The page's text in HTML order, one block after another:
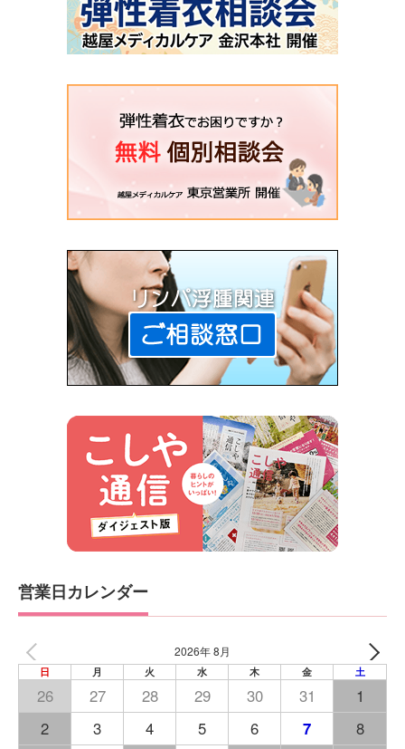
営業日カレンダー
2026年 8月
日 月 火 水 木 金 土
26 27 28 29 30 31
1
2
3 4 5 6 7
8